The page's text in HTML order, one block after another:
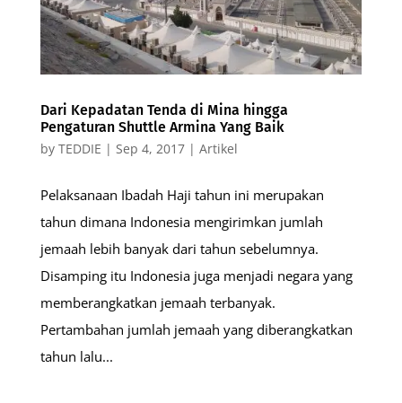
Dari Kepadatan Tenda di Mina hingga
Pengaturan Shuttle Armina Yang Baik
by TEDDIE | Sep 4, 2017| Artikel
Pelaksanaan Ibadah Haji tahun ini merupakan
tahun dimana Indonesia mengirimkan jumlah
jemaah lebih banyak dari tahun sebelumnya.
Disamping itu Indonesia juga menjadi negara yang
memberangkatkan jemaah terbanyak.
Pertambahan jumlah jemaah yang diberangkatkan
tahun lalu...